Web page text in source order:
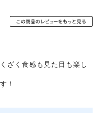
ざく食感も見た目も楽し
！